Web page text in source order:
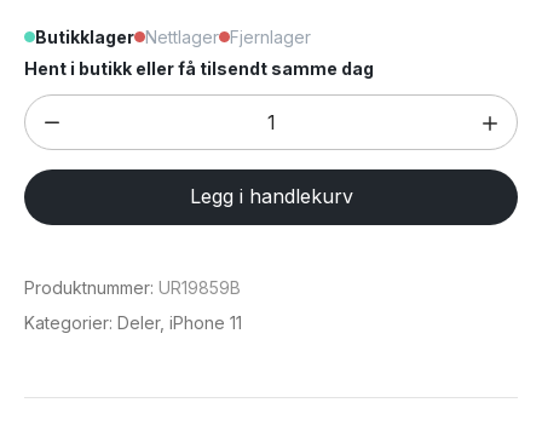
Butikklager Nettlager Fjernlager
Hent i butikk eller få tilsendt samme dag
Batteri
til
iPhone
11
Legg i handlekurv
Produktnummer: UR19859B
Kategorier: Deler, iPhone 11